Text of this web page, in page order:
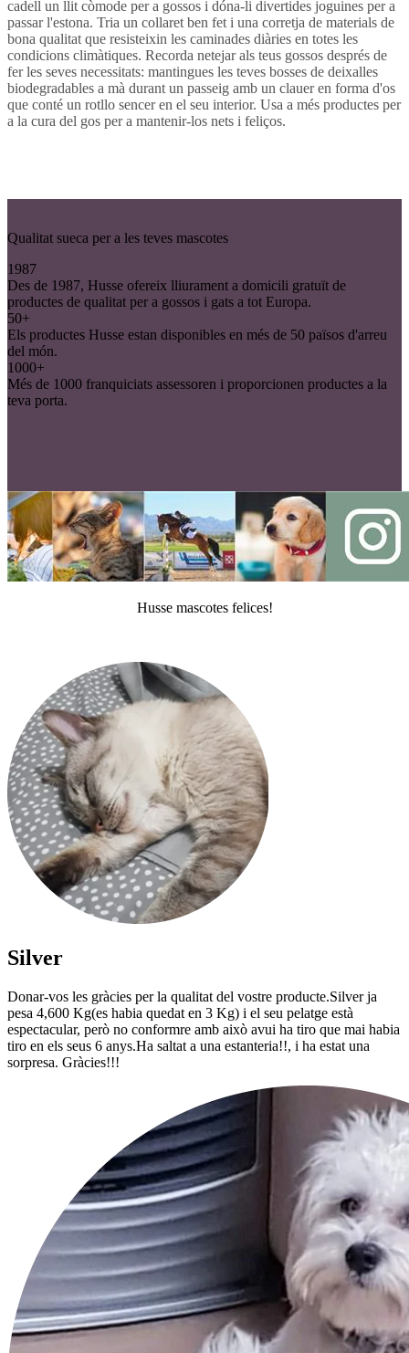
cadell un llit còmode per a gossos i dóna-li divertides joguines per a
passar l'estona. Tria un collaret ben fet i una corretja de materials de
bona qualitat que resisteixin les caminades diàries en totes les
condicions climàtiques. Recorda netejar als teus gossos després de
fer les seves necessitats: mantingues les teves bosses de deixalles
biodegradables a mà durant un passeig amb un clauer en forma d'os
que conté un rotllo sencer en el seu interior. Usa a més productes per
a la cura del gos per a mantenir-los nets i feliços.
Qualitat sueca per a les teves mascotes
1987
Des de 1987, Husse ofereix lliurament a domicili gratuït de
productes de qualitat per a gossos i gats a tot Europa.
50+
Els productes Husse estan disponibles en més de 50 països d'arreu
del món.
1000+
Més de 1000 franquiciats assessoren i proporcionen productes a la
teva porta.
Husse mascotes felices!
Silver
Donar-vos les gràcies per la qualitat del vostre producte.Silver ja
pesa 4,600 Kg(es habia quedat en 3 Kg) i el seu pelatge està
espectacular, però no conformre amb això avui ha tiro que mai habia
tiro en els seus 6 anys.Ha saltat a una estanteria!!, i ha estat una
sorpresa. Gràcies!!!